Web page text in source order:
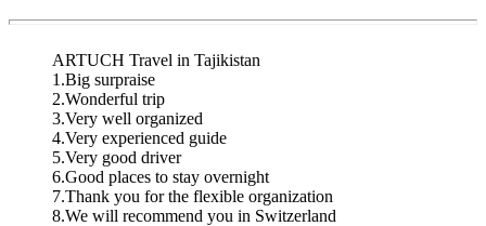
ARTUCH Travel in Tajikistan
1.Big surpraise
2.Wonderful trip
3.Very well organized
4.Very experienced guide
5.Very good driver
6.Good places to stay overnight
7.Thank you for the flexible organization
8.We will recommend you in Switzerland